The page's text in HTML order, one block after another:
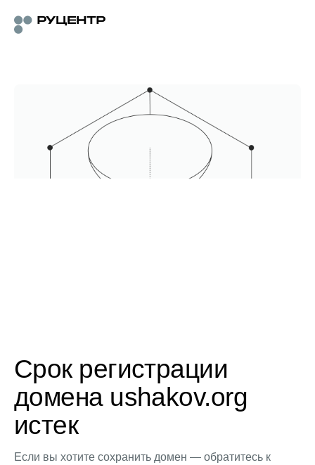
Срок регистрации
домена ushakov.org
истек
Если вы хотите сохранить домен — обратитесь к